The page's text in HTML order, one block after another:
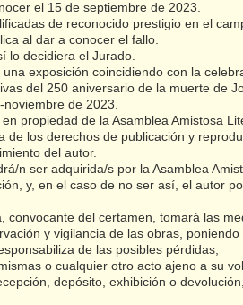
el 15 de septiembre de 2023.
de reconocido prestigio en el
al dar a conocer el fallo.
lo decidiera el Jurado.
exposición coincidiendo con la
del 250 aniversario de la muerte de
de 2023.
propiedad de la Asamblea Amistosa
los derechos de publicación y
del autor.
n ser adquirida/s por la Asamblea
y, en el caso de no ser así, el autor
convocante del certamen, tomará las
y vigilancia de las obras, poniendo
de las posibles pérdidas,
o cualquier otro acto ajeno a su
depósito, exhibición o